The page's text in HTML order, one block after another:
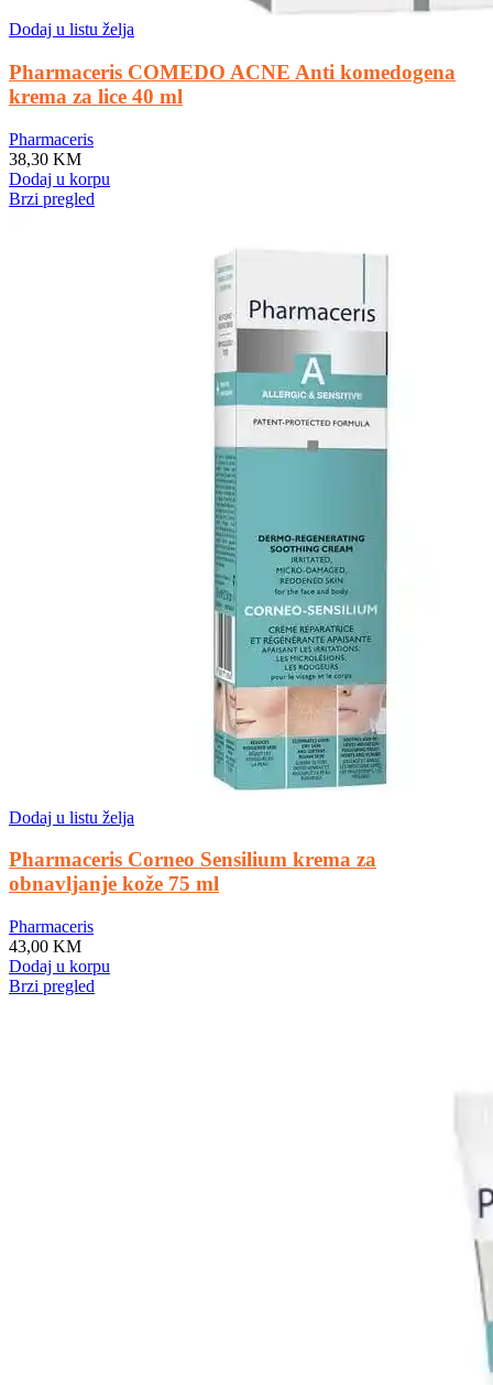
Dodaj u listu želja
Pharmaceris COMEDO ACNE Anti komedogena
krema za lice 40 ml
Pharmaceris
38,30 KM
Dodaj u korpu
Brzi pregled
Dodaj u listu želja
Pharmaceris Corneo Sensilium krema za
obnavljanje kože 75 ml
Pharmaceris
43,00 KM
Dodaj u korpu
Brzi pregled